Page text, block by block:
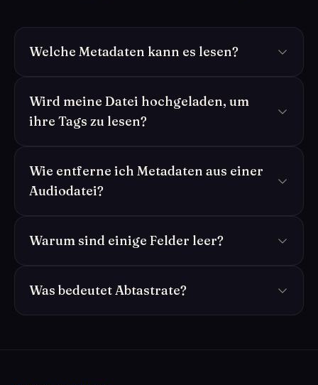
Welche Metadaten kann es lesen?
Wird meine Datei hochgeladen, um
ihre Tags zu lesen?
Wie entferne ich Metadaten aus einer
Audiodatei?
Warum sind einige Felder leer?
Was bedeutet Abtastrate?